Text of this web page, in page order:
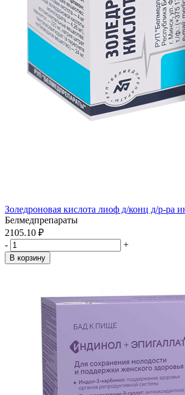
Золедроновая кислота лиоф д/конц д/р-ра
Белмедпрепараты
2105.10 ₽
-
+
В корзину